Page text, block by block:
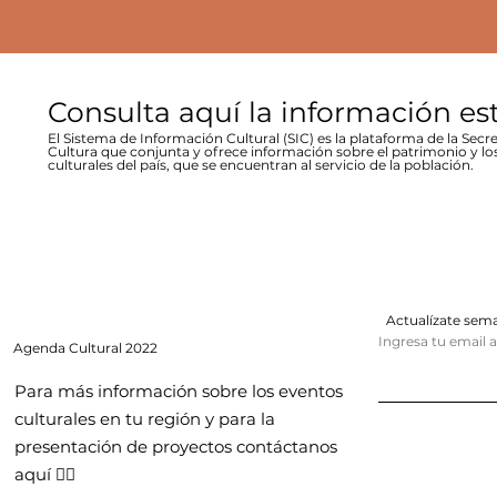
Consulta aquí la información
El Sistema de Información Cultural (SIC) es la plataforma de la
Cultura que conjunta y ofrece información sobre el patrimonio y
culturales del país, que se encuentran al servicio de la población.
Agenda Cultural 2022
Para más información sobre los eventos
culturales en tu región y para la
presentación de proyectos contáctanos
aquí 👇🏻
Actualízate
Ingresa tu email